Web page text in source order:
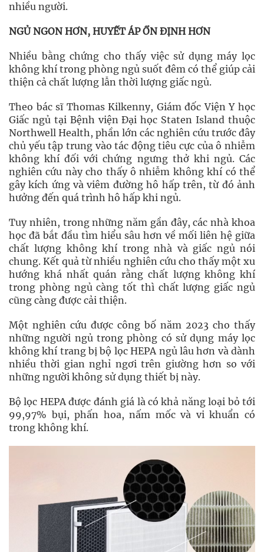
nhiều người.
NGỦ NGON HƠN, HUYẾT ÁP ỔN ĐỊNH HƠN
Nhiều bằng chứng cho thấy việc sử dụng máy lọc
không khí trong phòng ngủ suốt đêm có thể giúp cải
thiện cả chất lượng lẫn thời lượng giấc ngủ.
Theo bác sĩ Thomas Kilkenny, Giám đốc Viện Y học
Giấc ngủ tại Bệnh viện Đại học Staten Island thuộc
Northwell Health, phần lớn các nghiên cứu trước đây
chủ yếu tập trung vào tác động tiêu cực của ô nhiễm
không khí đối với chứng ngưng thở khi ngủ. Các
nghiên cứu này cho thấy ô nhiễm không khí có thể
gây kích ứng và viêm đường hô hấp trên, từ đó ảnh
hưởng đến quá trình hô hấp khi ngủ.
Tuy nhiên, trong những năm gần đây, các nhà khoa
học đã bắt đầu tìm hiểu sâu hơn về mối liên hệ giữa
chất lượng không khí trong nhà và giấc ngủ nói
chung. Kết quả từ nhiều nghiên cứu cho thấy một xu
hướng khá nhất quán rằng chất lượng không khí
trong phòng ngủ càng tốt thì chất lượng giấc ngủ
cũng càng được cải thiện.
Một nghiên cứu được công bố năm 2023 cho thấy
những người ngủ trong phòng có sử dụng máy lọc
không khí trang bị bộ lọc HEPA ngủ lâu hơn và dành
nhiều thời gian nghỉ ngơi trên giường hơn so với
những người không sử dụng thiết bị này.
Bộ lọc HEPA được đánh giá là có khả năng loại bỏ tới
99,97% bụi, phấn hoa, nấm mốc và vi khuẩn có
trong không khí.